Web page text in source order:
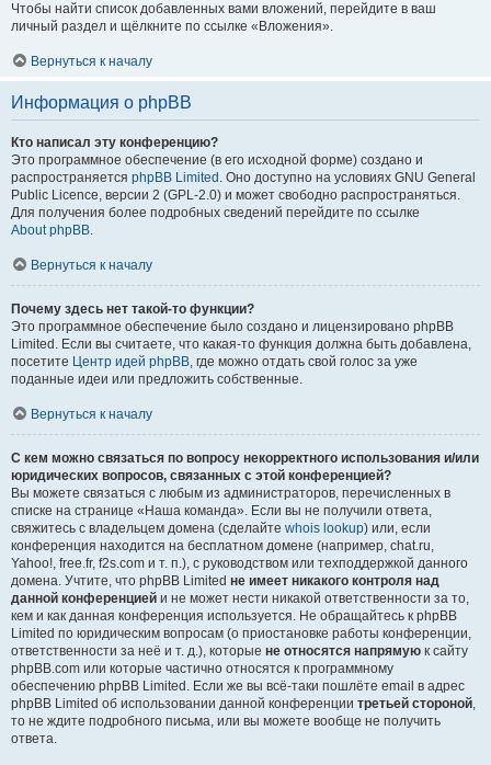
Чтобы найти список добавленных вами вложений, перейдите в ваш
личный раздел и щёлкните по ссылке «Вложения».
Вернуться к началу
Информация о phpBB
Кто написал эту конференцию?
Это программное обеспечение (в его исходной форме) создано и
распространяется phpBB Limited . Оно доступно на условиях GNU General
Public Licence, версии 2 (GPL-2.0) и может свободно распространяться.
Для получения более подробных сведений перейдите по ссылке
About phpBB.
Вернуться к началу
Почему здесь нет такой-то функции?
Это программное обеспечение было создано и лицензировано phpBB
Limited. Если вы считаете, что какая-то функция должна быть добавлена,
посетите Центр идей phpBB, где можно отдать свой голос за уже
поданные идеи или предложить собственные.
Вернуться к началу
С кем можно связаться по вопросу некорректного использования и/или
юридических вопросов, связанных с этой конференцией?
Вы можете связаться с любым из администраторов, перечисленных в
списке на странице «Наша команда». Если вы не получили ответа,
свяжитесь с владельцем домена (сделайте whois lookup) или, если
конференция находится на бесплатном домене (например, chat.ru,
Yahoo!, free.fr, f2s.com и т. п.), с руководством или техподдержкой данного
домена. Учтите, что phpBB Limited не имеет никакого контроля над
данной конференцией и не может нести никакой ответственности за то,
кем и как данная конференция используется. Не обращайтесь к phpBB
Limited по юридическим вопросам (о приостановке работы конференции,
ответственности за неё и т. д.), которые не относятся напрямую к сайту
phpBB.com или которые частично относятся к программному
обеспечению phpBB Limited. Если же вы всё-таки пошлёте email в адрес
phpBB Limited об использовании данной конференции третьей стороной,
то не ждите подробного письма, или вы можете вообще не получить
ответа.